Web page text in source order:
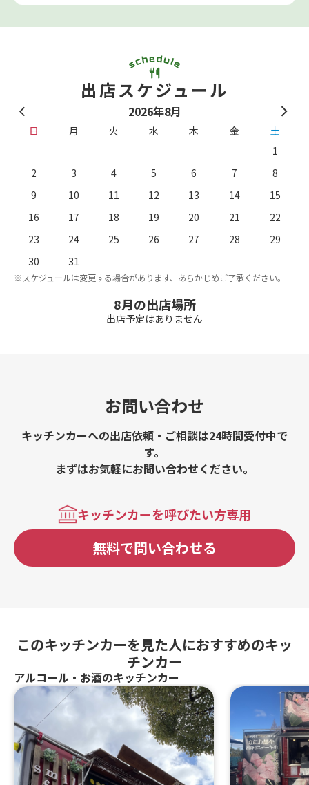
出店スケジュール
2026年8月
日 月 火 水 木 金
土
1
2
3 4 5 6 7
8
9
10 11 12 13 14
15
16
17 18 19 20 21
22
23
24 25 26 27 28
29
30
31
※スケジュールは変更する場合があります、あらかじめご了承ください。
8月の出店場所
出店予定はありません
お問い合わせ
キッチンカーへの出店依頼・ご相談は24時間受付中で
す。
まずはお気軽にお問い合わせください。
キッチンカーを呼びたい方専用
無料で問い合わせる
このキッチンカーを見た人におすすめのキッ
チンカー
アルコール・お酒のキッチンカー